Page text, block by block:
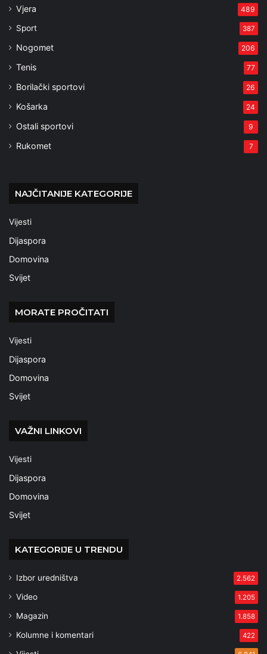
Vjera 489
Sport 387
Nogomet 206
Tenis 77
Borilački sportovi 26
Košarka 24
Ostali sportovi 9
Rukomet 7
NAJČITANIJE KATEGORIJE
Vijesti
Dijaspora
Domovina
Svijet
MORATE PROČITATI
Vijesti
Dijaspora
Domovina
Svijet
VAŽNI LINKOVI
Vijesti
Dijaspora
Domovina
Svijet
KATEGORIJE U TRENDU
Izbor uredništva 2.562
Video 1.205
Magazin 1.858
Kolumne i komentari 422